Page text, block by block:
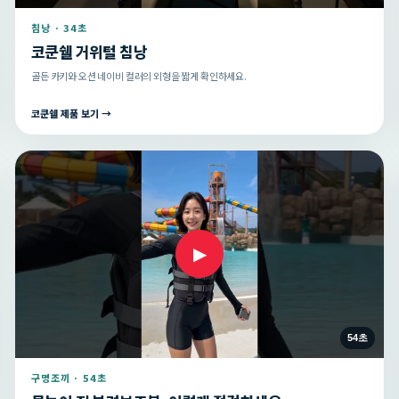
침낭 · 34초
코쿤쉘 거위털 침낭
골든 카키와 오션 네이비 컬러의 외형을 짧게 확인하세요.
코쿤쉘 제품 보기 →
▶
54초
구명조끼 · 54초